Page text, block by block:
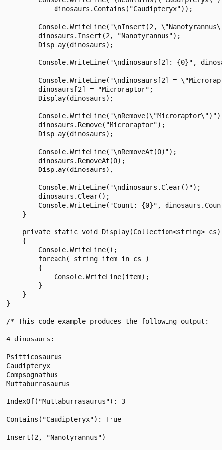
            dinosaurs.Contains("Caudipteryx"));
Console.WriteLine("\nInsert(2,
        dinosaurs.Insert(2, "Nanotyrannus");
        Display(dinosaurs);
Console.WriteLine("\ndinosaurs[2]: {0}",
Console.WriteLine("\ndinosaurs[2] =
        dinosaurs[2] = "Microraptor";
        Display(dinosaurs);
        dinosaurs.Remove("Microraptor");
        Display(dinosaurs);
        Console.WriteLine("\nRemoveAt(0)");
        dinosaurs.RemoveAt(0);
        Display(dinosaurs);
        Console.WriteLine("\ndinosaurs.Clear()");
        dinosaurs.Clear();
Console.WriteLine("Count: {0}",
    }
    private static void Display(Collection<string> cs)
    {
        Console.WriteLine();
        foreach( string item in cs )
        {
            Console.WriteLine(item);
        }
    }
}
/* This code example produces the following output:
4 dinosaurs:
Psitticosaurus
Caudipteryx
Compsognathus
Muttaburrasaurus
IndexOf("Muttaburrasaurus"): 3
Contains("Caudipteryx"): True
Insert(2, "Nanotyrannus")